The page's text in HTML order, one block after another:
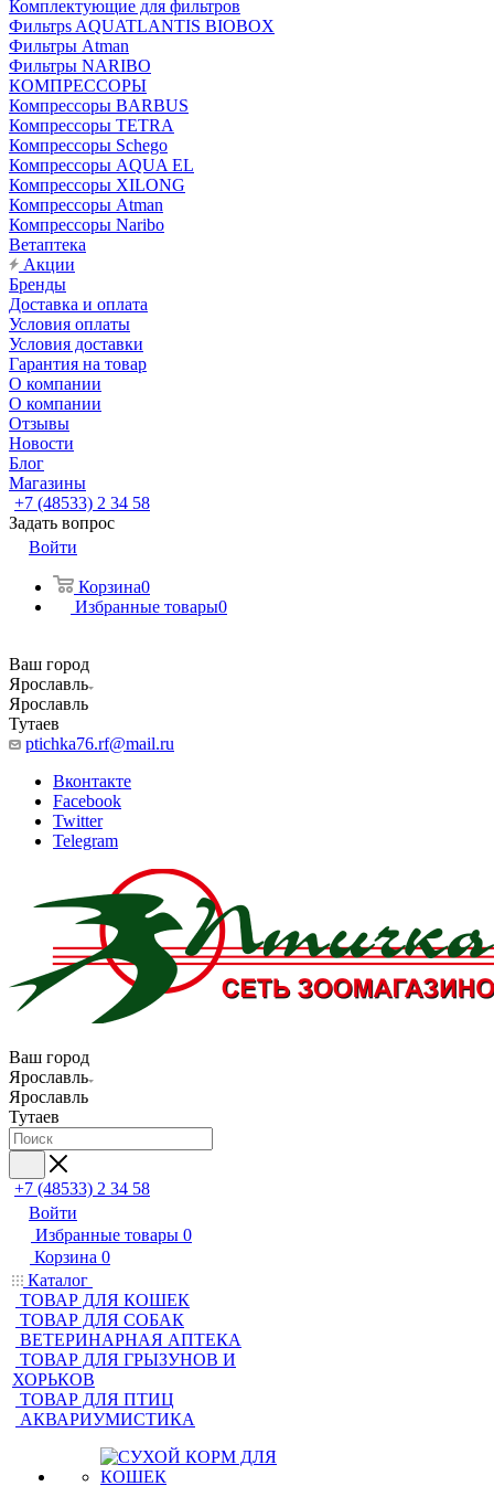
Комплектующие для фильтров
Фильтрs AQUATLANTIS BIOBOX
Фильтры Atman
Фильтры NARIBO
КОМПРЕССОРЫ
Компрессоры BARBUS
Компрессоры TETRA
Компрессоры Schego
Компрессоры AQUA EL
Компрессоры XILONG
Компрессоры Atman
Компрессоры Naribo
Ветаптека
Акции
Бренды
Доставка и оплата
Условия оплаты
Условия доставки
Гарантия на товар
О компании
О компании
Отзывы
Новости
Блог
Магазины
+7 (48533) 2 34 58
Задать вопрос
Войти
Корзина0
Избранные товары0
Ваш город
Ярославль
Ярославль
Тутаев
ptichka76.rf@mail.ru
Вконтакте
Facebook
Twitter
Telegram
Ваш город
Ярославль
Ярославль
Тутаев
+7 (48533) 2 34 58
Войти
Избранные товары 0
Корзина 0
Каталог
ТОВАР ДЛЯ КОШЕК
ТОВАР ДЛЯ СОБАК
ВЕТЕРИНАРНАЯ АПТЕКА
ТОВАР ДЛЯ ГРЫЗУНОВ И
ХОРЬКОВ
ТОВАР ДЛЯ ПТИЦ
АКВАРИУМИСТИКА